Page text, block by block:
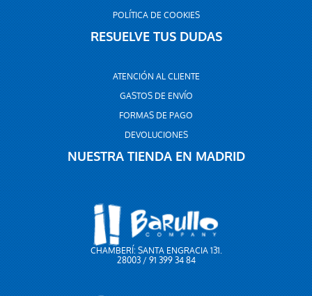
POLÍTICA DE COOKIES
RESUELVE TUS DUDAS
ATENCIÓN AL CLIENTE
GASTOS DE ENVÍO
FORMAS DE PAGO
DEVOLUCIONES
NUESTRA TIENDA EN MADRID
CHAMBERÍ: SANTA ENGRACIA 131.
28003 / 91 399 34 84